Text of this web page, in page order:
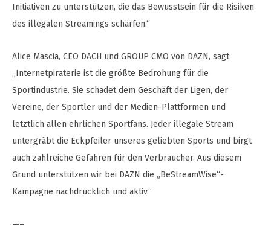
Initiativen zu unterstützen, die das Bewusstsein für die Risiken
des illegalen Streamings schärfen.“
Alice Mascia, CEO DACH und GROUP CMO von DAZN, sagt:
„Internetpiraterie ist die größte Bedrohung für die
Sportindustrie. Sie schadet dem Geschäft der Ligen, der
Vereine, der Sportler und der Medien-Plattformen und
letztlich allen ehrlichen Sportfans. Jeder illegale Stream
untergräbt die Eckpfeiler unseres geliebten Sports und birgt
auch zahlreiche Gefahren für den Verbraucher. Aus diesem
Grund unterstützen wir bei DAZN die „BeStreamWise“-
Kampagne nachdrücklich und aktiv.“
—–